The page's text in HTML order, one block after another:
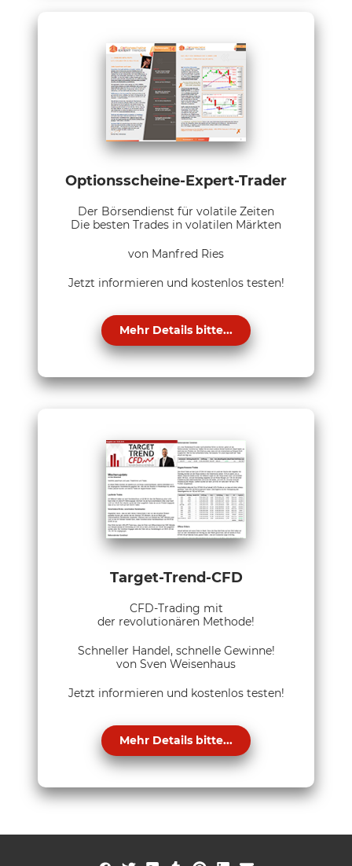
Optionsscheine-Expert-Trader
Der Börsendienst für volatile Zeiten
Die besten Trades in volatilen Märkten
von Manfred Ries
Jetzt informieren und kostenlos testen!
Mehr Details bitte...
Target-Trend-CFD
CFD-Trading mit
der revolutionären Methode!
Schneller Handel, schnelle Gewinne!
von Sven Weisenhaus
Jetzt informieren und kostenlos testen!
Mehr Details bitte...